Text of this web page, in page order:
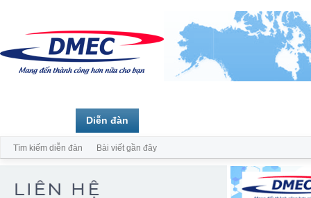
Diễn đàn
Tìm kiếm diễn đàn Bài viết gần đây